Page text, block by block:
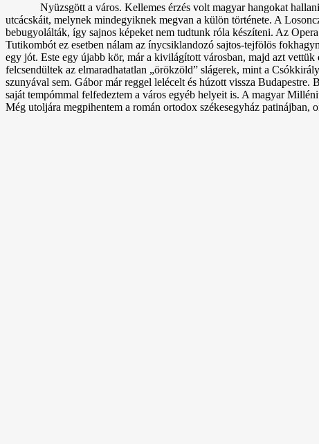
Nyüzsgött a város. Kellemes érzés volt magyar hangokat
utcácskáit, melynek mindegyiknek megvan a külön története. A
bebugyolálták, így sajnos képeket nem tudtunk róla készíteni. Az
Tutikombót ez esetben nálam az ínycsiklandozó sajtos-tejfölös
egy jót. Este egy újabb kör, már a kivilágított városban, majd azt
felcsendültek az elmaradhatatlan „örökzöld” slágerek, mint a
szunyával sem. Gábor már reggel lelécelt és húzott vissza
saját tempómmal felfedeztem a város egyéb helyeit is. A magyar
Még utoljára megpihentem a román ortodox székesegyház patinájban,